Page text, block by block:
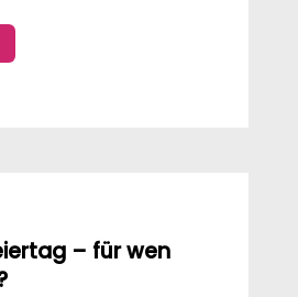
– für wen